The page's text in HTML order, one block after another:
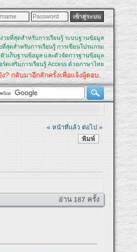
ายที่สุดสำหรับการเรียนรู้ ระบบฐานข้อมูล
สุดสำหรับการเรียนรู้ การเขียนโปรแกรม
ตัวเก็บฐานข้อมูล และตัวจัดการฐานข้อมูล
ร์ดเสริมการเรียนรู้ Access ด้วยภาษาไทย
อีกสักครั้งเพื่อแจ้งผู้ตอบ.
« หน้าที่แล้ว ต่อไป »
พิมพ์
อ่าน 187 ครั้ง